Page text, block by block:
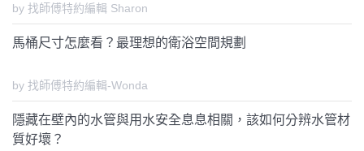
by 找師傅特約編輯 Sharon
馬桶尺寸怎麼看？最理想的衛浴空間規劃
by 找師傅特約編輯-Wonda
隱藏在壁內的水管與用水安全息息相關，該如何分辨水管材
質好壞？